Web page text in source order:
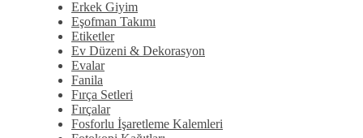
Erkek Giyim
Eşofman Takımı
Etiketler
Ev Düzeni & Dekorasyon
Evalar
Fanila
Fırça Setleri
Fırçalar
Fosforlu İşaretleme Kalemleri